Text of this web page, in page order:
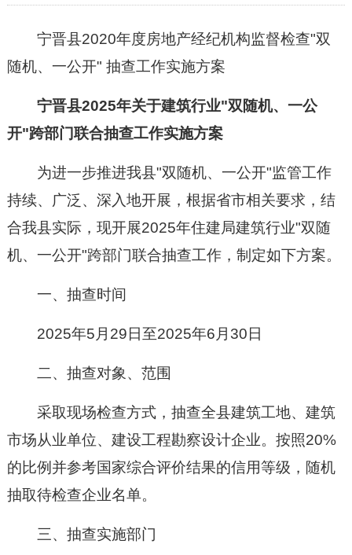
宁晋县2020年度房地产经纪机构监督检查"双
随机、一公开" 抽查工作实施方案
宁晋县2025年关于建筑行业"双随机、一公
开"跨部门联合抽查工作实施方案
为进一步推进我县"双随机、一公开"监管工作
持续、广泛、深入地开展，根据省市相关要求，结
合我县实际，现开展2025年住建局建筑行业"双随
机、一公开"跨部门联合抽查工作，制定如下方案。
一、抽查时间
2025年5月29日至2025年6月30日
二、抽查对象、范围
采取现场检查方式，抽查全县建筑工地、建筑
市场从业单位、建设工程勘察设计企业。按照20%
的比例并参考国家综合评价结果的信用等级，随机
抽取待检查企业名单。
三、抽查实施部门